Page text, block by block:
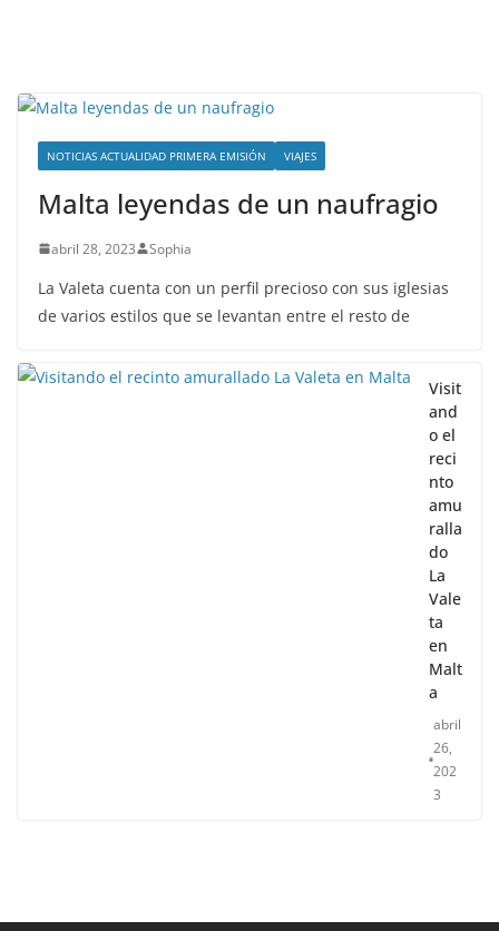
NOTICIAS ACTUALIDAD PRIMERA EMISIÓN VIAJES
Malta leyendas de un naufragio
abril 28, 2023 Sophia
La Valeta cuenta con un perfil precioso con sus iglesias
de varios estilos que se levantan entre el resto de
Visit
and
o el
reci
nto
amu
ralla
do
La
Vale
ta
en
Malt
a
abril
26,
202
3